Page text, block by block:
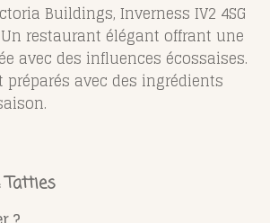
Buildings, Inverness IV2 4SG
Un restaurant élégant offrant une
avec des influences écossaises.
préparés avec des ingrédients
Tatties